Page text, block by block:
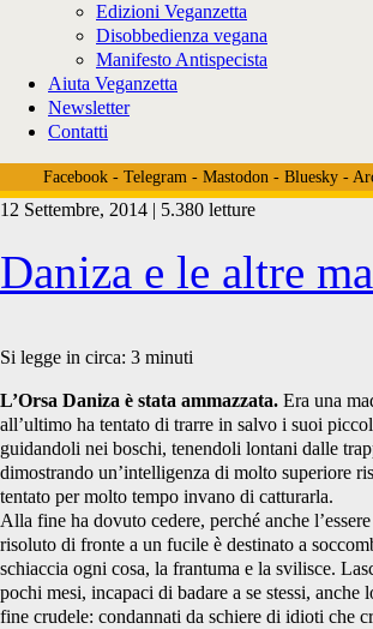
Edizioni Veganzetta
Disobbedienza vegana
Manifesto Antispecista
Aiuta Veganzetta
Newsletter
Contatti
Facebook- Telegram- Mastodon- Bluesky-
Tag:
<span>Daniza</
12 Settembre, 2014 | 5.380 letture
Daniza e le altre
Si legge in circa: 3 minuti
L’Orsa Daniza è stata ammazzata. Era una
all’ultimo ha tentato di trarre in salvo i suoi
guidandoli nei boschi, tenendoli lontani dalle
dimostrando un’intelligenza di molto superiore
tentato per molto tempo invano di catturarla.
Alla fine ha dovuto cedere, perché anche
risoluto di fronte a un fucile è destinato a
schiaccia ogni cosa, la frantuma e la svilisce.
pochi mesi, incapaci di badare a se stessi, anche
fine crudele: condannati da schiere di idioti che